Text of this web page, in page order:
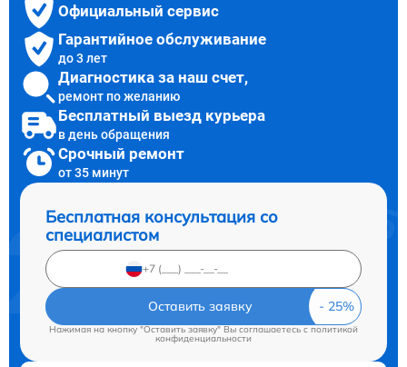
Официальный сервис
Гарантийное обслуживание
до 3 лет
Диагностика за наш счет,
ремонт по желанию
Бесплатный выезд курьера
в день обращения
Срочный ремонт
от 35 минут
Бесплатная консультация со
специалистом
Оставить заявку
Нажимая на кнопку "Оставить заявку" Вы соглашаетесь cполитикой
конфиденциальности